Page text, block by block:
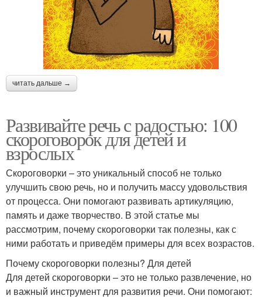
читать дальше →
Развивайте речь с радостью: 100
скороговорок для детей и
взрослых
Скороговорки – это уникальный способ не только
улучшить свою речь, но и получить массу удовольствия
от процесса. Они помогают развивать артикуляцию,
память и даже творчество. В этой статье мы
рассмотрим, почему скороговорки так полезны, как с
ними работать и приведём примеры для всех возрастов.
Почему скороговорки полезны? Для детей
Для детей скороговорки – это не только развлечение, но
и важный инструмент для развития речи. Они помогают: